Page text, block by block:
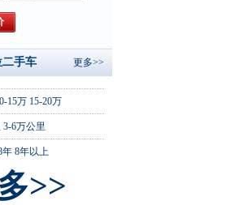
二手车 更多>>
15万 15-20万
3-6万公里
年 8年以上
>>